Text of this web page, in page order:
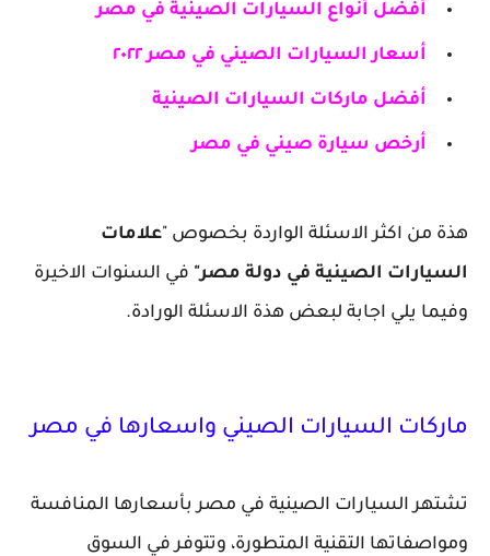
أفضل أنواع السيارات الصينية في مصر
أسعار السيارات الصيني في مصر ٢٠٢٢
أفضل ماركات السيارات الصينية
أرخص سيارة صيني في مصر
هذة من اكثر الاسئلة الواردة بخصوص "علامات
السيارات الصينية في دولة مصر" في السنوات الاخيرة
وفيما يلي اجابة لبعض هذة الاسئلة الورادة.
ماركات السيارات الصيني واسعارها في مصر
تشتهر السيارات الصينية في مصر بأسعارها المنافسة
ومواصفاتها التقنية المتطورة، وتتوفر في السوق